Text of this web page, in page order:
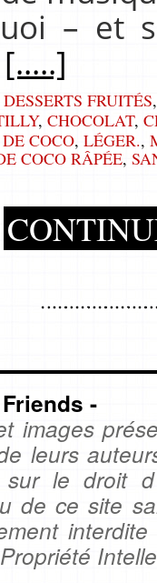
– et
[.....]
DESSERTS FRUITÉS
, CHOCOLAT,
COCO, LÉGER.,
COCO RÂPÉE,
-
images
leurs
le droit
de ce site